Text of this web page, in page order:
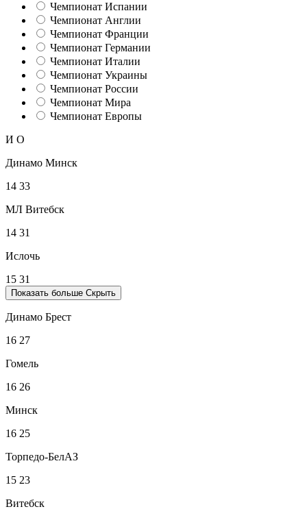
Чемпионат Испании
Чемпионат Англии
Чемпионат Франции
Чемпионат Германии
Чемпионат Италии
Чемпионат Украины
Чемпионат России
Чемпионат Мира
Чемпионат Европы
И О
Динамо Минск
14 33
МЛ Витебск
14 31
Ислочь
15 31
Показать больше Скрыть
Динамо Брест
16 27
Гомель
16 26
Минск
16 25
Торпедо-БелАЗ
15 23
Витебск